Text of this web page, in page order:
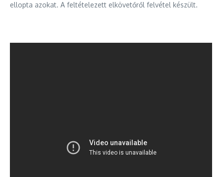
ellopta azokat. A feltételezett elkövetőről felvétel készült.